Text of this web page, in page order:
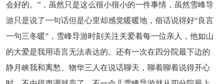
会好的。”，虽然只是这么很小很小的一件事情，虽然雪峰导
游只是说了一句话但是心里却感觉暖暖地，俗话说得好“良言
一句三冬暖”，雪峰导游时刻关注关爱着每一位亲人，他如山
的大爱是我用语言无法表达的。还有一次在四分院最下边的
静月峡我和离愁、物华三人在说话聊天，聊着聊着说得开心